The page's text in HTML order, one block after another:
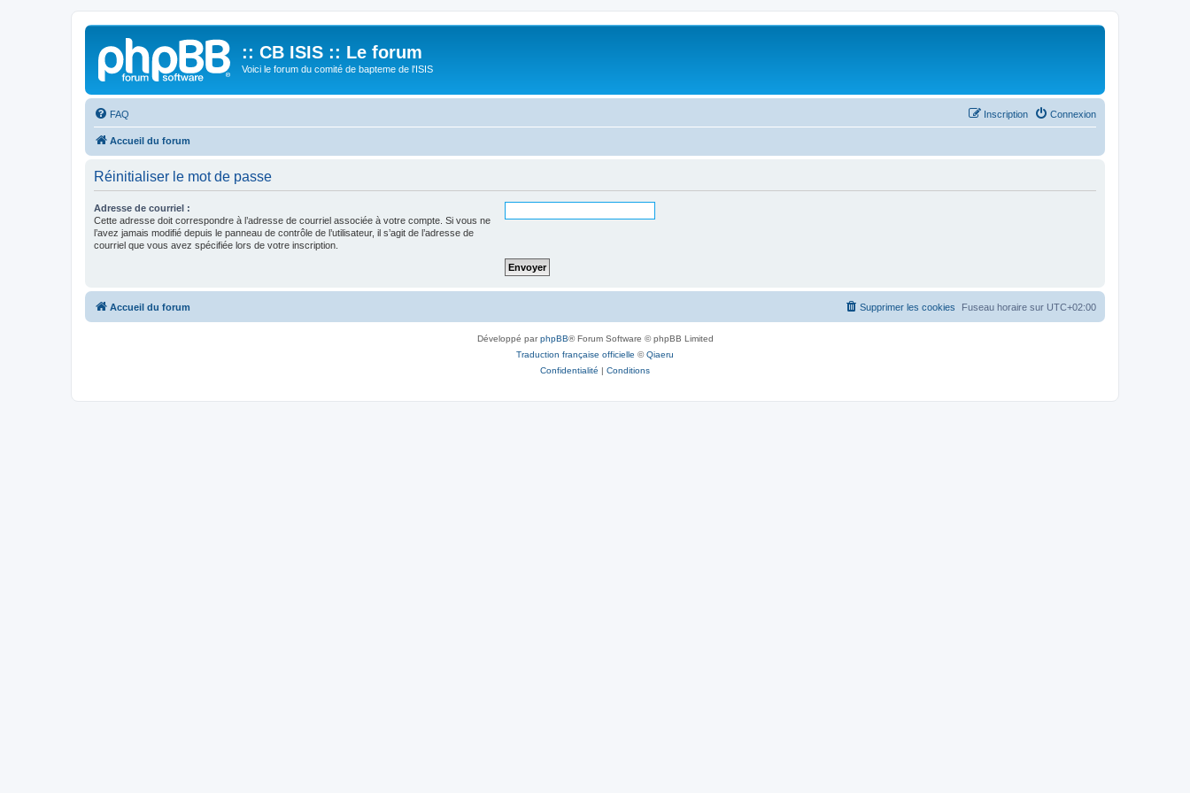
:: CB ISIS :: Le forum
Voici le forum du comité de bapteme de l'ISIS
FAQ Connexion
Inscription
Accueil du forum
Réinitialiser le mot de passe
Adresse de courriel :
Cette adresse doit correspondre à l’adresse de courriel associée à votre compte. Si vous ne
l’avez jamais modifié depuis le panneau de contrôle de l’utilisateur, il s’agit de l’adresse de
courriel que vous avez spécifiée lors de votre inscription.
Accueil du forum Fuseau horaire sur UTC+02:00
Supprimer les cookies
Développé parphpBB® Forum Software © phpBB Limited
Traduction française officielle ©Qiaeru
Confidentialité | Conditions